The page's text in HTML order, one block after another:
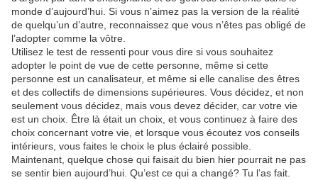
monde d’aujourd’hui. Si vous n’aimez pas la version de la réalité
de quelqu’un d’autre, reconnaissez que vous n’êtes pas obligé de
l’adopter comme la vôtre.
Utilisez le test de ressenti pour vous dire si vous souhaitez
adopter le point de vue de cette personne, même si cette
personne est un canalisateur, et même si elle canalise des êtres
et des collectifs de dimensions supérieures. Vous décidez, et non
seulement vous décidez, mais vous devez décider, car votre vie
est un choix. Être là était un choix, et vous continuez à faire des
choix concernant votre vie, et lorsque vous écoutez vos conseils
intérieurs, vous faites le choix le plus éclairé possible.
Maintenant, quelque chose qui faisait du bien hier pourrait ne pas
se sentir bien aujourd’hui. Qu’est ce qui a changé? Tu l’as fait.